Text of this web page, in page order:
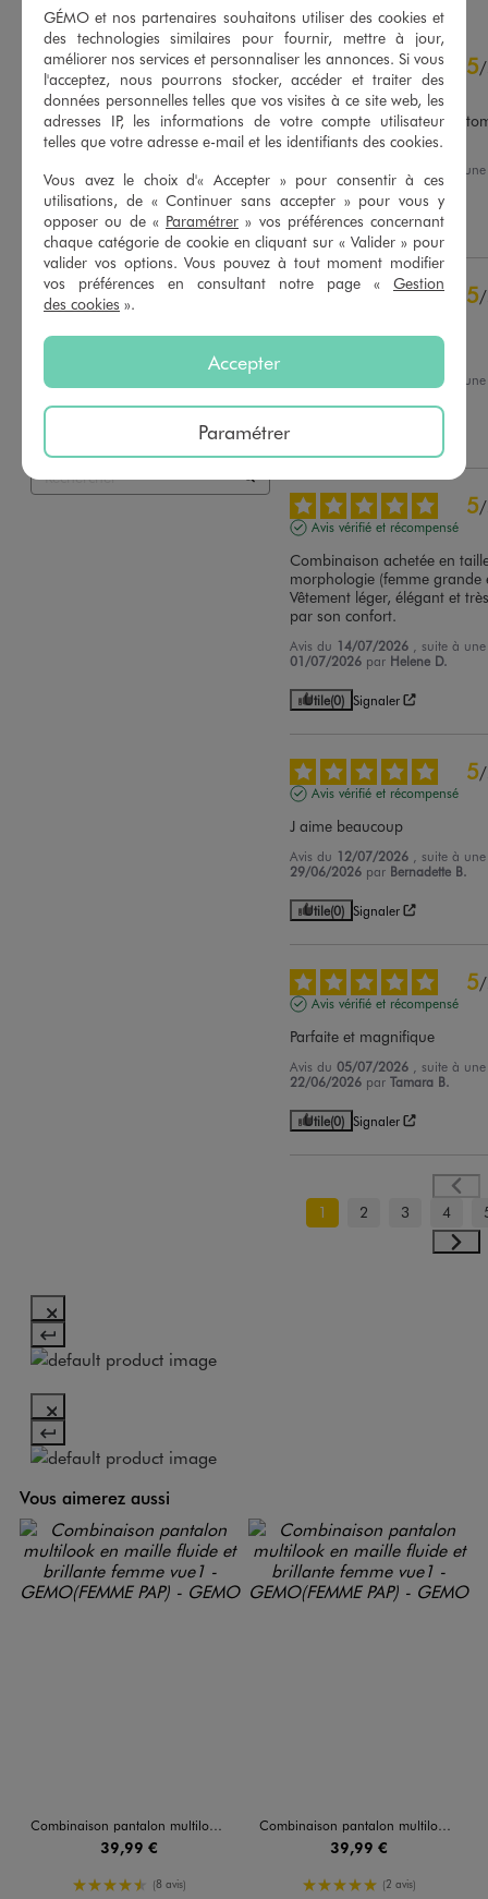
4.8/5
avis soumis à un
contrôle
Voir tous les avis sur ce site
5étoiles
33
6
3étoiles
1
Trier les avis
5/
Avis vérifié et récompensé
Très jolie, la matière fluide
agréable a porter
, suite à
20/07/2026 parMelodie P.
Utile(0) Signaler
5/
Fluide. Agréable a porter
, suite à
5/
Avis vérifié et récompensé
Combinaison achetée en
morphologie (femme grande
Vêtement léger, élégant et
par son confort.
Avis du 14/07/2026
, suite à
01/07/2026 par Helene D.
Utile(0) Signaler
5/
Avis vérifié et récompensé
J aime beaucoup
Avis du 12/07/2026
, suite à
29/06/2026 par Bernadette B.
Utile(0) Signaler
5/
Avis vérifié et récompensé
Parfaite et magnifique
Avis du05/07/2026
, suite à
22/06/2026 parTamara B.
Utile(0) Signaler
1 2 3 4
Vous aimerez aussi
Combinaison pantalon multilook en maille fluide et brillante femme
39,99 €
4.5/5 de moyenne
(8 avis)
Combinaison pantalon multilook en maille fluide et brillante femme
39,99 €
5/5 de moyenne
(2 avis)
GÉMO et nos partenaires souhaitons utiliser des cookies et
des technologies similaires pour fournir, mettre à jour,
améliorer nos services et personnaliser les annonces. Si vous
l'acceptez, nous pourrons stocker, accéder et traiter des
données personnelles telles que vos visites à ce site web, les
adresses IP, les informations de votre compte utilisateur
telles que votre adresse e-mail et les identifiants des cookies.
Vous avez le choix d'« Accepter » pour consentir à ces
utilisations, de « Continuer sans accepter » pour vous y
opposer ou de « Paramétrer » vos préférences concernant
chaque catégorie de cookie en cliquant sur « Valider » pour
valider vos options. Vous pouvez à tout moment modifier
vos préférences en consultant notre page « Gestion
des cookies ».
Accepter
Paramétrer